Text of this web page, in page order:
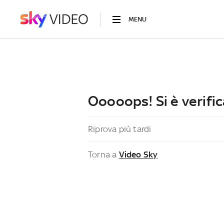
MENU
Ooooops! Si è
Riprova più tardi
Torna a Video Sky